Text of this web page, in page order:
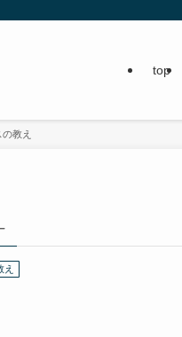
top
教え
え